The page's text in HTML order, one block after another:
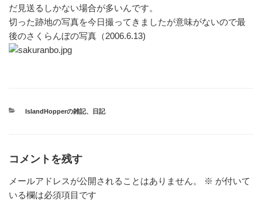
だ見送るしかない場合が多いんです。
切った跡地の写真を今日撮ってきましたが意味がないので最
後のさくらんぼの写真（2006.6.13)
カ
IslandHopperの雑記、 日記
コメントを残す
メールアドレスが公開されることはありません。 ※ が付いて
いる欄は必須項目です